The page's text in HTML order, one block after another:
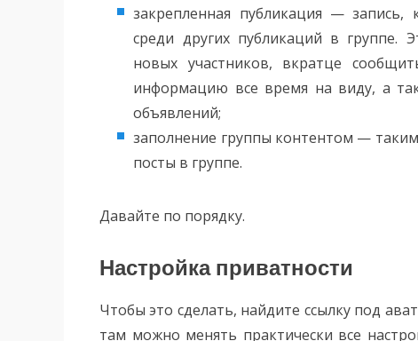
закрепленная публикация — запись,
среди других публикаций в группе.
новых участников, вкратце
информацию все время на виду, а
объявлений;
заполнение группы контентом —
посты в группе.
Давайте по порядку.
Настройка приватности
Чтобы это сделать, найдите ссылку под
там можно менять практически все